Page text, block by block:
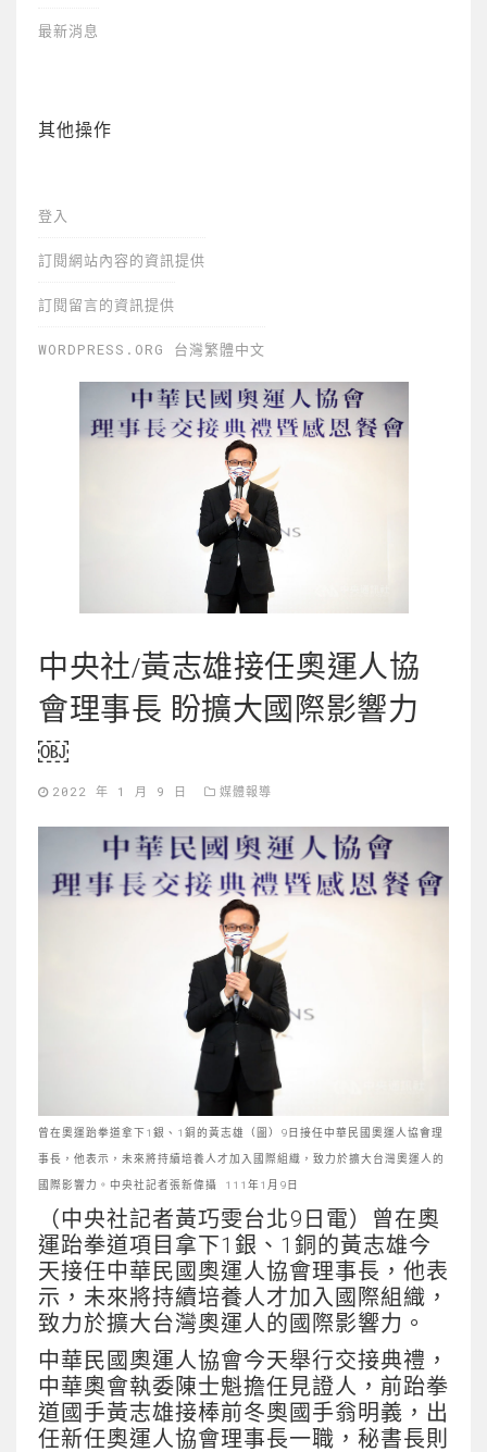
最新消息
其他操作
登入
訂閱網站內容的資訊提供
訂閱留言的資訊提供
WORDPRESS.ORG 台灣繁體中文
中央社/黃志雄接任奧運人協
會理事長 盼擴大國際影響力
￼
2022 年 1 月 9 日 媒體報導
曾在奧運跆拳道拿下1銀、1銅的黃志雄（圖）9日接任中華民國奧運人協會理
事長，他表示，未來將持續培養人才加入國際組織，致力於擴大台灣奧運人的
國際影響力。中央社記者張新偉攝 111年1月9日
（中央社記者黃巧雯台北9日電）曾在奧
運跆拳道項目拿下1銀、1銅的黃志雄今
天接任中華民國奧運人協會理事長，他表
示，未來將持續培養人才加入國際組織，
致力於擴大台灣奧運人的國際影響力。
中華民國奧運人協會今天舉行交接典禮，
中華奧會執委陳士魁擔任見證人，前跆拳
道國手黃志雄接棒前冬奧國手翁明義，出
任新任奧運人協會理事長一職，秘書長則